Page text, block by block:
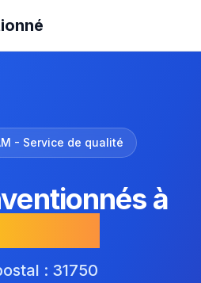
- Service de qualité
à
: 31750